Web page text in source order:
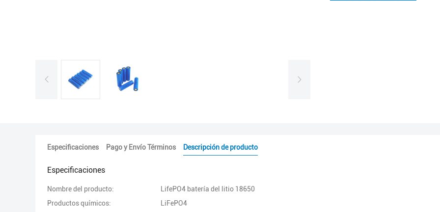
Especificaciones Pago y Envío Términos Descripción de producto
Especificaciones
Nombre del producto:
LifePO4 batería del litio 18650
Productos químicos:
LiFePO4